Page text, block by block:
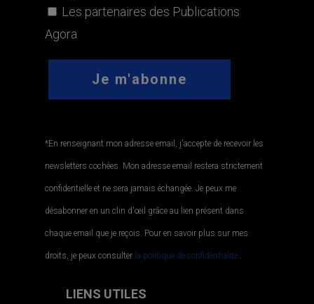
Les partenaires des Publications
Agora
*En renseignant mon adresse email, j'accepte de recevoir les
newsletters cochées. Mon adresse email restera strictement
confidentielle et ne sera jamais échangée. Je peux me
désabonner en un clin d'œil grâce au lien présent dans
chaque email que je reçois. Pour en savoir plus sur mes
droits, je peux consulter la politique de confidentialité..
LIENS UTILES